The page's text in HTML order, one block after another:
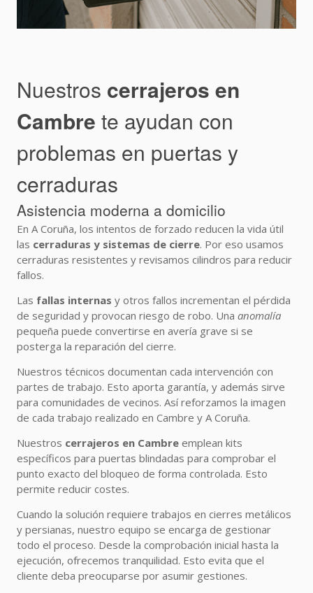
Nuestros cerrajeros en
Cambre te ayudan con
problemas en puertas y
cerraduras
Asistencia moderna a domicilio
En A Coruña, los intentos de forzado reducen la vida útil
las cerraduras y sistemas de cierre. Por eso usamos
cerraduras resistentes y revisamos cilindros para reducir
fallos.
Las fallas internas y otros fallos incrementan el pérdida
de seguridad y provocan riesgo de robo. Una anomalía
pequeña puede convertirse en avería grave si se
posterga la reparación del cierre.
Nuestros técnicos documentan cada intervención con
partes de trabajo. Esto aporta garantía, y además sirve
para comunidades de vecinos. Así reforzamos la imagen
de cada trabajo realizado en Cambre y A Coruña.
Nuestros cerrajeros en Cambre emplean kits
específicos para puertas blindadas para comprobar el
punto exacto del bloqueo de forma controlada. Esto
permite reducir costes.
Cuando la solución requiere trabajos en cierres metálicos
y persianas, nuestro equipo se encarga de gestionar
todo el proceso. Desde la comprobación inicial hasta la
ejecución, ofrecemos tranquilidad. Esto evita que el
cliente deba preocuparse por asumir gestiones.